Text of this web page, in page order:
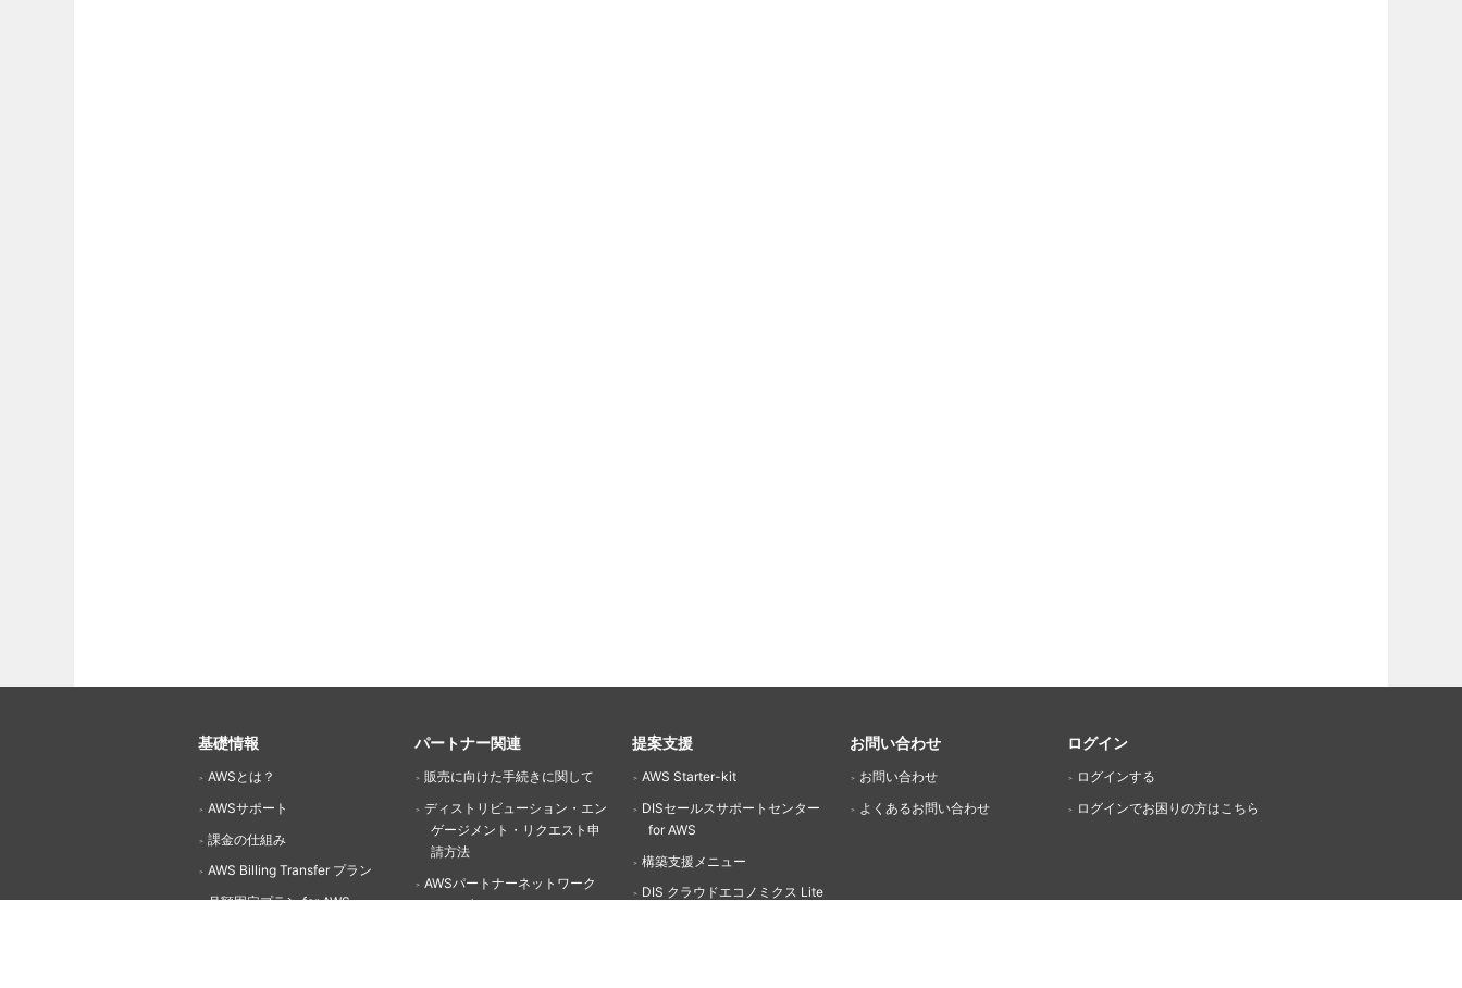
基礎情報
AWSとは？
AWSサポート
課金の仕組み
AWS Billing Transfer プラン
月額固定プラン for AWS
パートナー関連
販売に向けた手続きに関して
ディストリビューション・エン
ゲージメント・リクエスト申
請方法
AWSパートナーネットワーク
（APN)とは？
提案支援
AWS Starter-kit
DISセールスサポートセンター
for AWS
構築支援メニュー
DIS クラウドエコノミクス Lite
お問い合わせ
お問い合わせ
よくあるお問い合わせ
ログイン
ログインする
ログインでお困りの方はこちら